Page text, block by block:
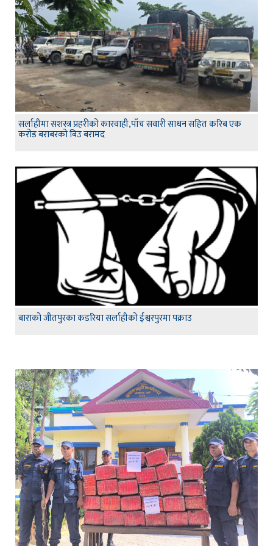
सर्लाहीमा सशस्त्र प्रहरीको कारवाही,पाँच सवारी साधन सहित करिब एक
करोड बराबरको बिउ बरामद
बाराको जीतपुरका कडरिया सर्लाहीको ईश्वरपुरमा पक्राउ